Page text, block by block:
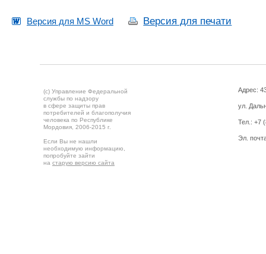
Версия для MS Word Версия для печати
(c) Управление Федеральной
службы по надзору
в сфере защиты прав
потребителей и благополучия
человека по Республике
Мордовия, 2006-2015 г.
Если Вы не нашли
необходимую информацию,
попробуйте зайти
на старую версию сайта
Адрес:
ул.
Тел.: +7
Эл.